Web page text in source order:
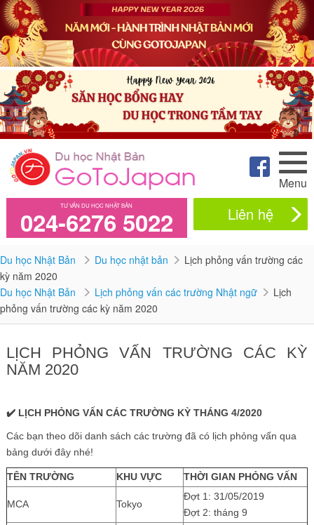
Menu
TƯ VẤN DU HỌC NHẬT BẢN
024-6276 5022 Liên hệ
Du học Nhật Bản Du học nhật bản
Lịch phỏng vấn trường các
kỳ năm 2020
Du học Nhật Bản
Lịch phỏng vấn các trường Nhật ngữ
Lịch
phỏng vấn trường các kỳ năm 2020
LỊCH PHỎNG VẤN TRƯỜNG CÁC KỲ
NĂM 2020
✔️ LỊCH PHỎNG VẤN CÁC TRƯỜNG KỲ THÁNG 4/2020
Các bạn theo dõi danh sách các trường đã có lịch phỏng vấn qua
bảng dưới đây nhé!
TÊN TRƯỜNG KHU VỰC THỜI GIAN PHỎNG VẤN
MCA Tokyo
Đợt 1: 31/05/2019
Đợt 2: tháng 9